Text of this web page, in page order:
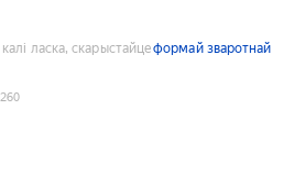
ласка, скарыстайцеформай зваротнай